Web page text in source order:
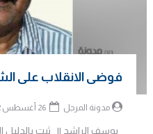
فوضى الانقلاب على
مدونة المرجل
يوسف الراشد || ثبت بالدليل